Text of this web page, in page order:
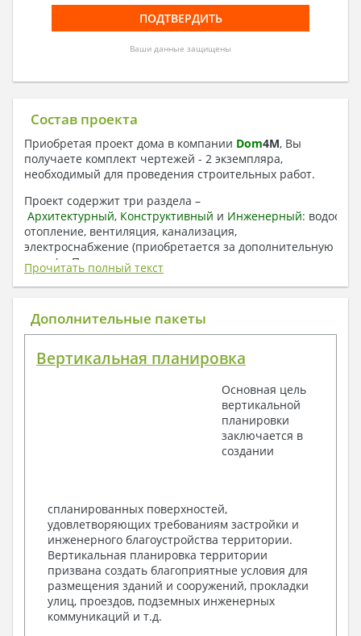
Ваши данные защищены
Состав проекта
Приобретая проект дома в компании Dom4M, Вы
получаете комплект чертежей - 2 экземпляра,
необходимый для проведения строительных работ.
Проект содержит три раздела –
Архитектурный, Конструктивный и Инженерный:
отопление, вентиляция, канализация,
электроснабжение (приобретается за дополнительную
плату) + Пояснительная записка.
1. Архитектурный раздел:
Общие данные по проекту
Поэтажные маркировочные планы с
Разрезы и состав конструкций
Фасады с ведомостью внешних отделок
Элементы проемов – спецификация
Ведомость перемычек – сечения и
Архитектурные узлы в конструкциях
2. Конструктивный раздел:
Общие данные по проекту
Схемы расположения и расчеты фундаментов
Элементы каркаса – схемы расположения
Схема расположения перекрытий
Опоры перекрытия на стены или Узлы
Прочитать полный текст
Дополнительные пакеты
Вертикальная планировка
Основная цель
вертикальной
планировки
заключается в
создании
спланированных поверхностей,
удовлетворяющих требованиям застройки и
инженерного благоустройства территории.
Вертикальная планировка территории
призвана создать благоприятные условия для
размещения зданий и сооружений, прокладки
улиц, проездов, подземных инженерных
коммуникаций и т.д.